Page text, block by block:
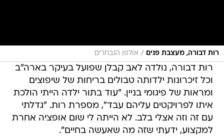
רות דבורה, מעצבת פנים / אולפן הנבחרים
רות דבורה, נולדה לאב קבלן שפועל בעיקר בארה"ב
וכל זיכרונות ילדותה טבולים בריחות של שיפוצים
ומראות של פיגומי בניין. "עוד בתור ילדה הייתי הולכת
איתו לפרויקטים עליהם עבד", מספרת רות. "גדלתי
עם זה וזה אצלי בלב. לא הייתה לי שום אופציה אחרת
למקצוע, ידעתי שזה מה שאעשה בחיים".